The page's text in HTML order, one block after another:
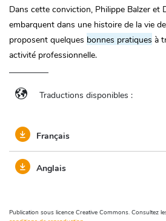
Dans cette conviction, Philippe Balzer et
embarquent dans une histoire de la vie
proposent quelques bonnes pratiques à
activité professionnelle.
Traductions disponibles :
Français
Anglais
Publication sous licence Creative Commons. Consultez